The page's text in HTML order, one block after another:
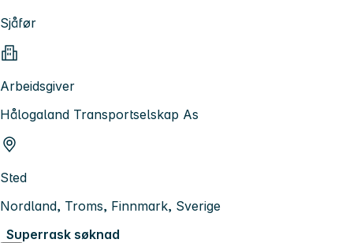
Sjåfør
Arbeidsgiver
Hålogaland Transportselskap As
Sted
Nordland, Troms, Finnmark, Sverige
Superrask søknad